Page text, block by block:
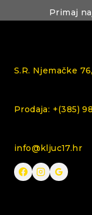
Primaj
S.R. Njemačke
Prodaja: +(385)
info@kljuc17.hr